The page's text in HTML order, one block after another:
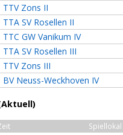
TTV Zons II
TTA SV Rosellen II
TTC GW Vanikum IV
TTA SV Rosellen III
TTV Zons III
BV Neuss-Weckhoven IV
Spiellokal